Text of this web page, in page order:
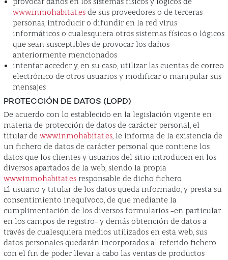
www.inmohabitat.esde sus proveedores o de terceras
personas, introducir o difundir en la red virus
informáticos o cualesquiera otros sistemas físicos o lógicos
que sean susceptibles de provocar los daños
anteriormente mencionados
intentar acceder y, en su caso, utilizar las cuentas de correo
electrónico de otros usuarios y modificar o manipular sus
mensajes
PROTECCIÓN DE DATOS (LOPD)
De acuerdo con lo establecido en la legislación vigente en
materia de protección de datos de carácter personal, el
titular de www.inmohabitat.es, le informa de la existencia de
un fichero de datos de carácter personal que contiene los
datos que los clientes y usuarios del sitio introducen en los
diversos apartados de la web, siendo la propia
www.inmohabitat.esresponsable de dicho fichero.
El usuario y titular de los datos queda informado, y presta su
consentimiento inequívoco, de que mediante la
cumplimentación de los diversos formularios –en particular
en los campos de registro- y demás obtención de datos a
través de cualesquiera medios utilizados en esta web, sus
datos personales quedarán incorporados al referido fichero
con el fin de poder llevar a cabo las ventas de productos